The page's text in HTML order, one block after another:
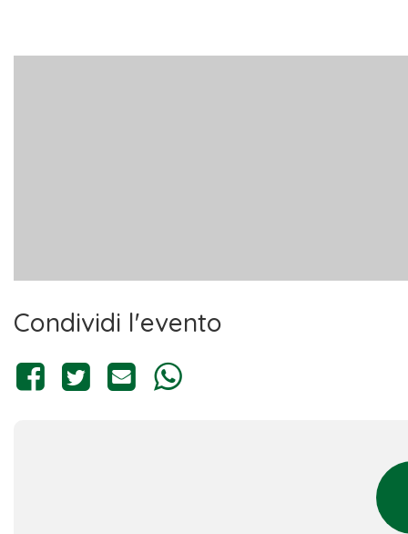
Condividi l'evento